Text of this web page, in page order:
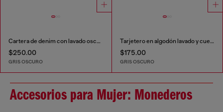
Cartera de denim con lavado oscuro
$250.00
GRIS OSCURO
Tarjetero en algodón lavado y cuero
$175.00
GRIS OSCURO
Accesorios para Mujer: Monederos